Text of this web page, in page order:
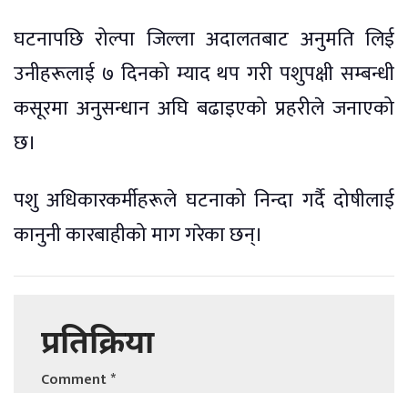
घटनापछि रोल्पा जिल्ला अदालतबाट अनुमति लिई
उनीहरूलाई ७ दिनको म्याद थप गरी पशुपक्षी सम्बन्धी
कसूरमा अनुसन्धान अघि बढाइएको प्रहरीले जनाएको
छ।
पशु अधिकारकर्मीहरूले घटनाको निन्दा गर्दै दोषीलाई
कानुनी कारबाहीको माग गरेका छन्।
प्रतिक्रिया
Comment*